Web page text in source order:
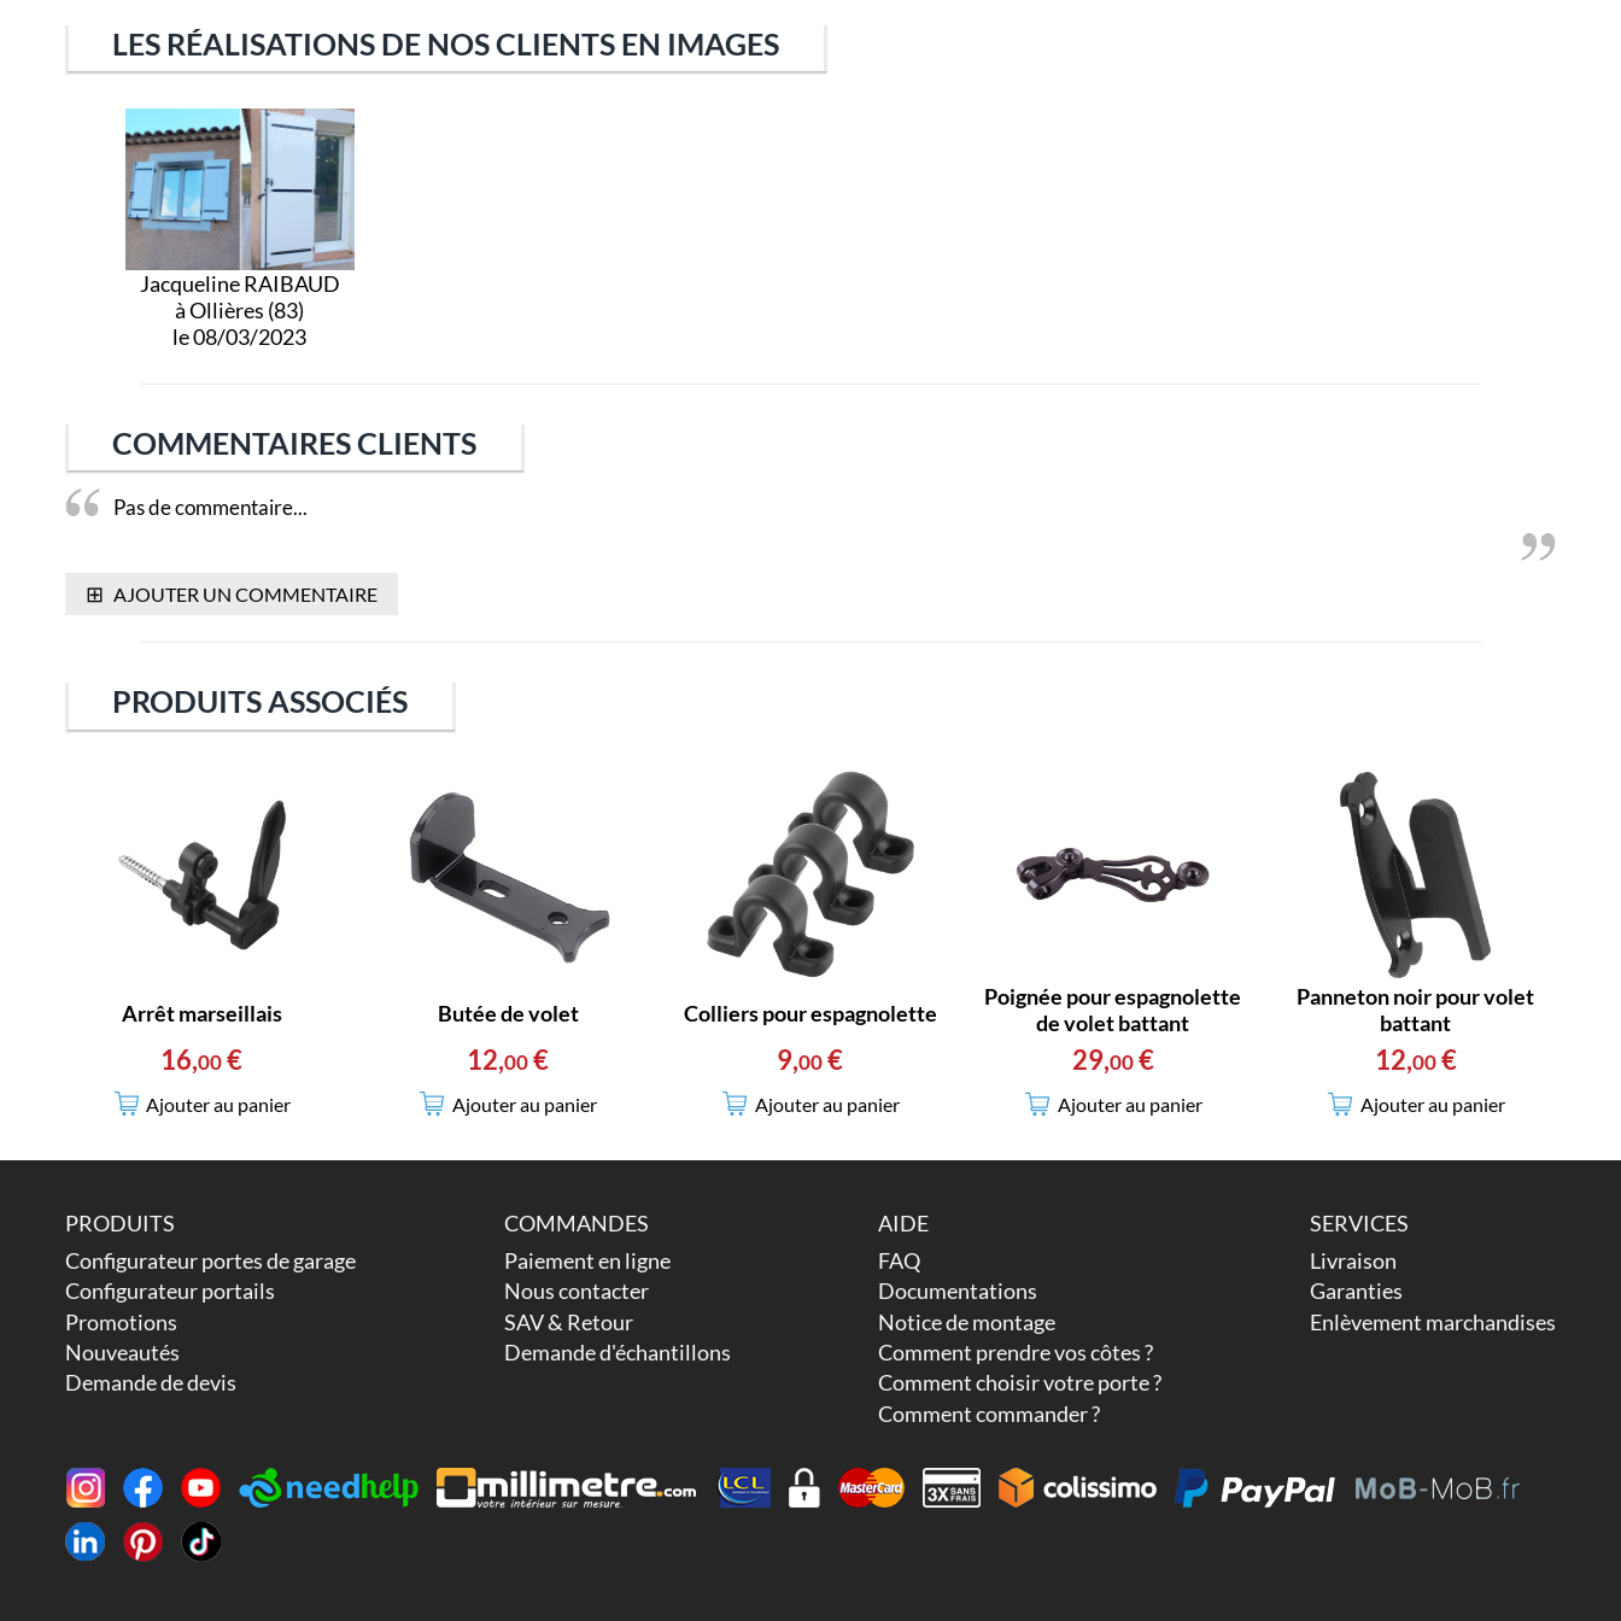
LES RÉALISATIONS DE NOS CLIENTS EN IMAGES
Jacqueline RAIBAUD
à Ollières (83)
le 08/03/2023
COMMENTAIRES CLIENTS
Pas de commentaire...
⊞ AJOUTER UN COMMENTAIRE
PRODUITS ASSOCIÉS
Arrêt marseillais
16,00 €
Ajouter au panier
Butée de volet
12,00€
Ajouter au panier
Colliers pour espagnolette
9,00 €
Ajouter au panier
Poignée pour espagnolette
de volet battant
29,00€
Ajouter au panier
Panneton noir pour volet
battant
12,00 €
Ajouter au panier
PRODUITS
Configurateur portes de garage
Configurateur portails
Promotions
Nouveautés
Demande de devis
COMMANDES
Paiement en ligne
Nous contacter
SAV & Retour
Demande d'échantillons
AIDE
FAQ
Documentations
Notice de montage
Comment prendre vos côtes ?
Comment choisir votre porte ?
Comment commander ?
SERVICES
Livraison
Garanties
Enlèvement marchandises